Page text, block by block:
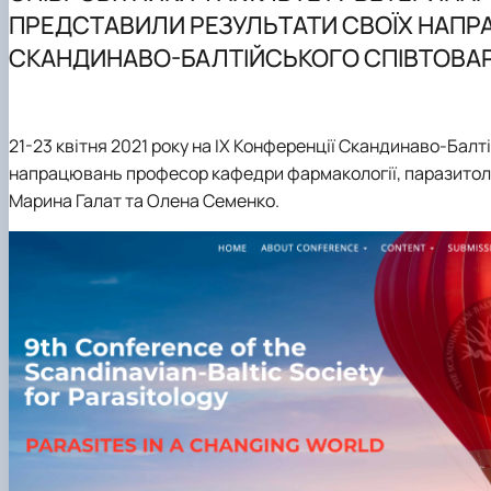
Навчально-методична література
Науковий гурток "Ветеринарна фармакологія і
Науковий гурток "Порівняльна фізіологія хребетних"
Науковий гурток "Фізіологія тварин"
ПРЕДСТАВИЛИ РЕЗУЛЬТАТИ СВОЇХ
СКАНДИНАВО-БАЛТІЙСЬКОГО
21-23 квітня 2021 року на IX Конференції Скандинаво-
напрацювань професор кафедри фармакології,
Марина Галат та Олена Семенко.